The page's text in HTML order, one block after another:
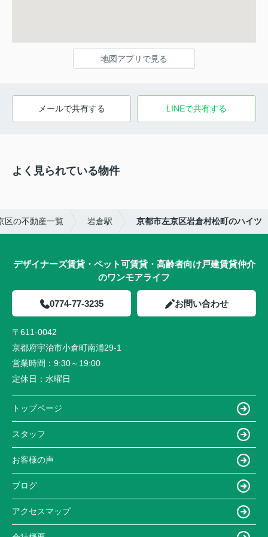
地図アプリで見る
メールで共有する LINEで共有する
よく見られている物件
区の不動産一覧 岩倉駅 京都市左京区岩倉村松町のハイツ
デザイナーズ賃貸・ペット可賃貸・高齢者向け戸建賃貸仲介
のワンモアライフ
0774-77-3235 お問い合わせ
〒611-0042
京都府宇治市小倉町南浦29-1
営業時間： 9:30～19:00
定休日： 水曜日
トップページ
スタッフ
お客様の声
ブログ
アクセスマップ